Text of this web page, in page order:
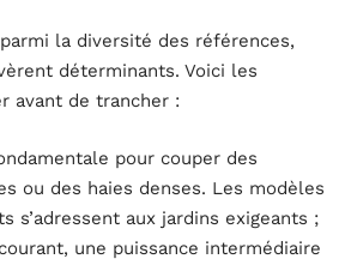
la diversité des références,
déterminants. Voici les
avant de trancher :
pour couper des
ou des haies denses. Les modèles
s’adressent aux jardins exigeants ;
une puissance intermédiaire